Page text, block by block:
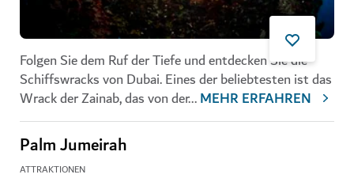
Folgen Sie dem Ruf der Tiefe und entdecken Sie die
Schiffswracks von Dubai. Eines der beliebtesten ist das
Wrack der Zainab, das von der...MEHR ERFAHREN
Palm Jumeirah
ATTRAKTIONEN